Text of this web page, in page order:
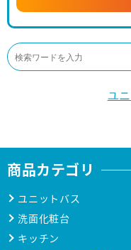
ユ
商品カテゴリ
ユニットバス
洗面化粧台
キッチン